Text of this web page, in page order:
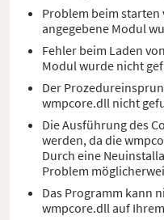
Problem beim
angegebene Modul
Fehler beim Laden
Modul wurde nicht
Der
wmpcore.dll nicht
Die Ausführung des
werden, da die
Durch eine
Problem
Das Programm kann
wmpcore.dll auf